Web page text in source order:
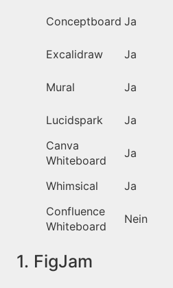
Conceptboard Ja
Excalidraw Ja
Mural
Ja
Lucidspark Ja
Canva
Whiteboard
Ja
Whimsical Ja
Confluence
Whiteboard
Nein
1. FigJam